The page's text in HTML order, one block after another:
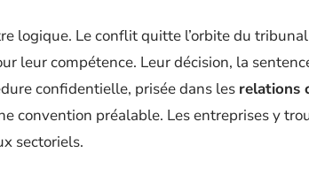
logique. Le conflit quitte l’orbite du
leur compétence. Leur décision, la
confidentielle, prisée dans les relations
convention préalable. Les entreprises y
sectoriels.